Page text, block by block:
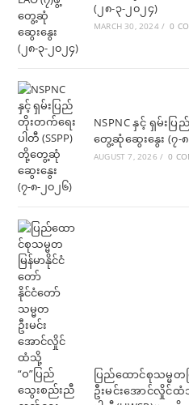
(၂၈-၃-၂၀၂၄)
MARCH 30, 2024 / 0
NSPNC နှင့် ရှမ်း
တွေ့ဆုံဆွေးနွေး (၇-
AUGUST 7, 2026 / 0
ပြည်ထောင်စုသမ္မတ
ဦးမင်းအောင်လှိုင်